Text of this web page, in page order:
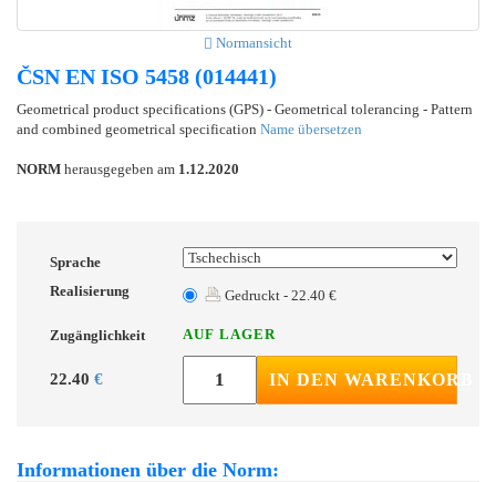
Normansicht
ČSN EN ISO 5458 (014441)
Geometrical product specifications (GPS) - Geometrical tolerancing - Pattern
and combined geometrical specification Name übersetzen
NORM herausgegeben am 1.12.2020
Sprache
Realisierung
Gedruckt - 22.40 €
Zugänglichkeit AUF LAGER
22.40 € IN DEN WARENKORB
Informationen über die Norm: